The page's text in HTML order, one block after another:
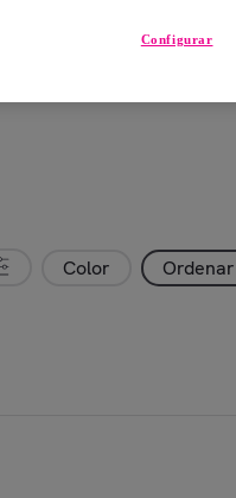
Color
Configurar